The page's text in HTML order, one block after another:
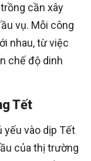
cần xây
vụ. Mỗi công
nhau, từ việc
chế độ dinh
Tết
vào dịp Tết
của thị trường